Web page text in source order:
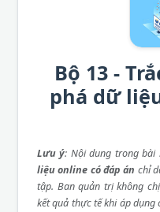
Bộ 13 -
phá dữ
Lưu ý: Nội dung trong bài
liệu online có đáp án chỉ
tập. Ban quản trị không
kết quả thực tế khi áp dụng